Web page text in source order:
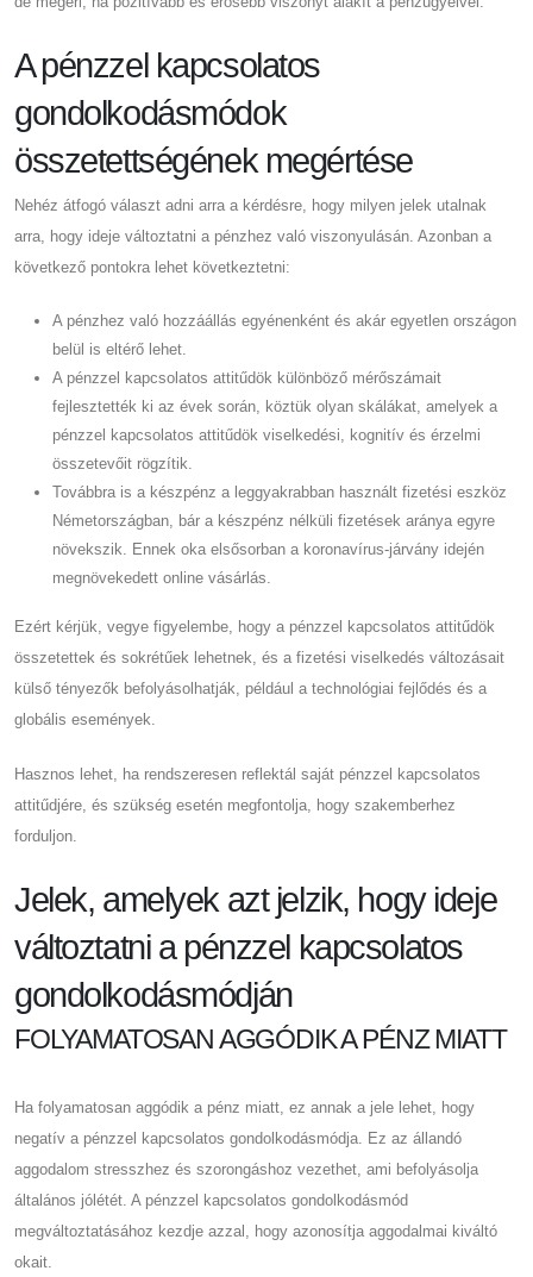
A pénzzel kapcsolatos
gondolkodásmódok
összetettségének megértése
Nehéz átfogó választ adni arra a kérdésre, hogy milyen jelek utalnak
arra, hogy ideje változtatni a pénzhez való viszonyulásán. Azonban a
következő pontokra lehet következtetni:
A pénzhez való hozzáállás egyénenként és akár egyetlen országon
belül is eltérő lehet.
A pénzzel kapcsolatos attitűdök különböző mérőszámait
fejlesztették ki az évek során, köztük olyan skálákat, amelyek a
pénzzel kapcsolatos attitűdök viselkedési, kognitív és érzelmi
összetevőit rögzítik.
Továbbra is a készpénz a leggyakrabban használt fizetési eszköz
Németországban, bár a készpénz nélküli fizetések aránya egyre
növekszik. Ennek oka elsősorban a koronavírus-járvány idején
megnövekedett online vásárlás.
Ezért kérjük, vegye figyelembe, hogy a pénzzel kapcsolatos attitűdök
összetettek és sokrétűek lehetnek, és a fizetési viselkedés változásait
külső tényezők befolyásolhatják, például a technológiai fejlődés és a
globális események.
Hasznos lehet, ha rendszeresen reflektál saját pénzzel kapcsolatos
attitűdjére, és szükség esetén megfontolja, hogy szakemberhez
forduljon.
Jelek, amelyek azt jelzik, hogy ideje
változtatni a pénzzel kapcsolatos
gondolkodásmódján
FOLYAMATOSAN AGGÓDIK A PÉNZ MIATT
Ha folyamatosan aggódik a pénz miatt, ez annak a jele lehet, hogy
negatív a pénzzel kapcsolatos gondolkodásmódja. Ez az állandó
aggodalom stresszhez és szorongáshoz vezethet, ami befolyásolja
általános jólétét. A pénzzel kapcsolatos gondolkodásmód
megváltoztatásához kezdje azzal, hogy azonosítja aggodalmai kiváltó
okait.